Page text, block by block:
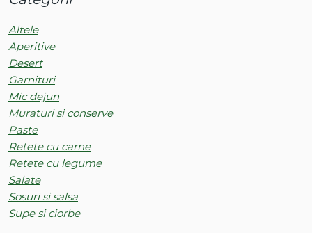
Altele
Aperitive
Desert
Garnituri
Mic dejun
Muraturi si conserve
Paste
Retete cu carne
Retete cu legume
Salate
Sosuri si salsa
Supe si ciorbe